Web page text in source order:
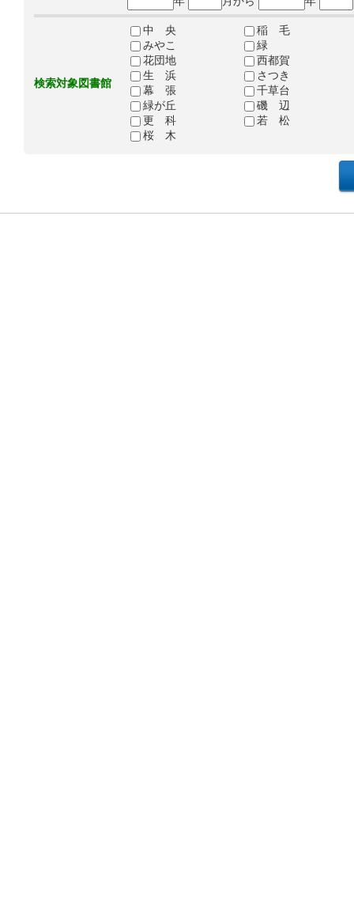
検索対象図書館
中 央
稲 毛
みやこ
緑
花団地
西都賀
生 浜
さつき
幕 張
千草台
緑が丘
磯 辺
更 科
若 松
桜 木